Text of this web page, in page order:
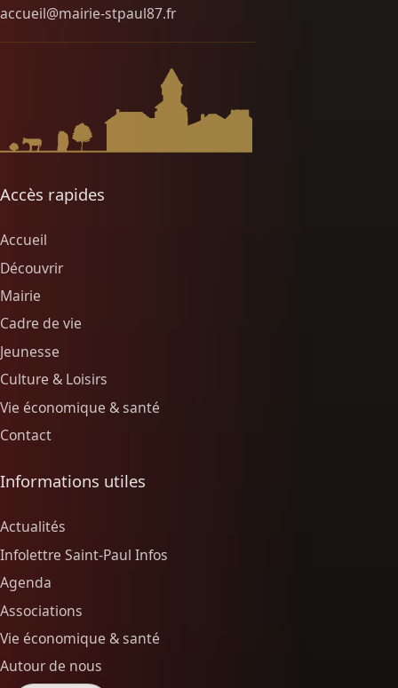
accueil@mairie-stpaul87.fr
Accès rapides
Accueil
Découvrir
Mairie
Cadre de vie
Jeunesse
Culture & Loisirs
Vie économique & santé
Contact
Informations utiles
Actualités
Infolettre Saint-Paul Infos
Agenda
Associations
Vie économique & santé
Autour de nous